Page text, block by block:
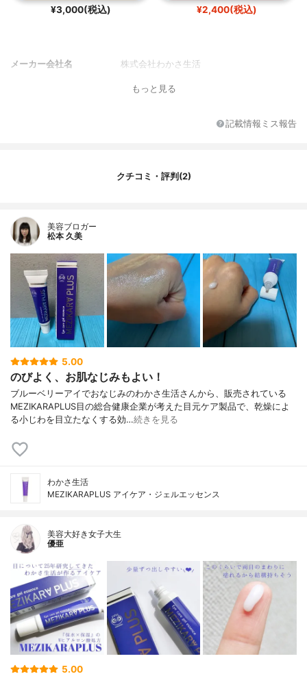
¥3,000(税込) ¥2,400(税込)
メーカー会社名 株式会社わかさ生活
もっと見る
記載情報ミス報告
クチコミ・評判(2)
美容ブロガー
松本 久美
5.00
のびよく、お肌なじみもよい！
ブルーベリーアイでおなじみのわかさ生活さんから、販売されている
MEZIKARAPLUS目の総合健康企業が考えた目元ケア製品で、乾燥によ
る小じわを目立たなくする効…続きを見る
わかさ生活
MEZIKARAPLUS アイケア・ジェルエッセンス
美容大好き女子大生
優亜
5.00